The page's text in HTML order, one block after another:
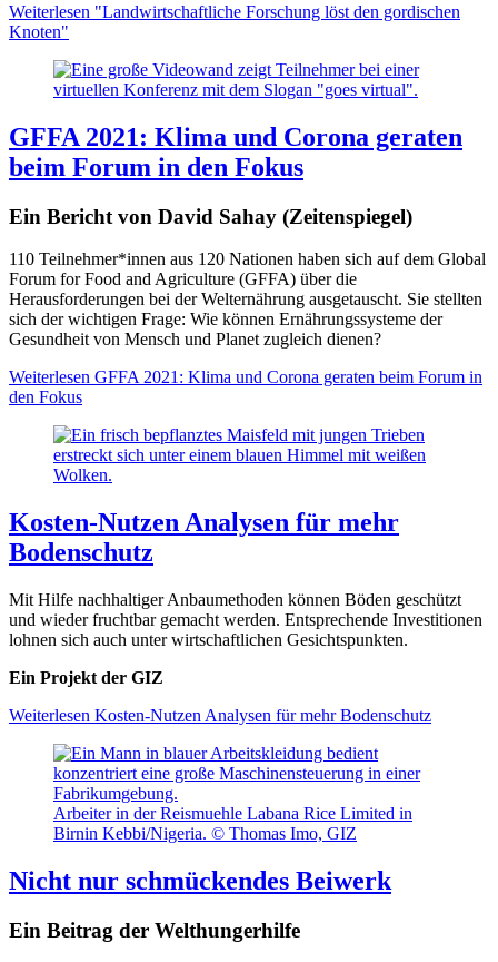
Weiterlesen "Landwirtschaftliche Forschung löst den gordischen
Knoten"
GFFA 2021: Klima und Corona geraten
beim Forum in den Fokus
Ein Bericht von David Sahay (Zeitenspiegel)
110 Teilnehmer*innen aus 120 Nationen haben sich auf dem Global
Forum for Food and Agriculture (GFFA) über die
Herausforderungen bei der Welternährung ausgetauscht. Sie stellten
sich der wichtigen Frage: Wie können Ernährungssysteme der
Gesundheit von Mensch und Planet zugleich dienen?
Weiterlesen GFFA 2021: Klima und Corona geraten beim Forum in
den Fokus
Kosten-Nutzen Analysen für mehr
Bodenschutz
Mit Hilfe nachhaltiger Anbaumethoden können Böden geschützt
und wieder fruchtbar gemacht werden. Entsprechende Investitionen
lohnen sich auch unter wirtschaftlichen Gesichtspunkten.
Ein Projekt der GIZ
Weiterlesen Kosten-Nutzen Analysen für mehr Bodenschutz
Arbeiter in der Reismuehle Labana Rice Limited in
Birnin Kebbi/Nigeria. © Thomas Imo, GIZ
Nicht nur schmückendes Beiwerk
Ein Beitrag der Welthungerhilfe